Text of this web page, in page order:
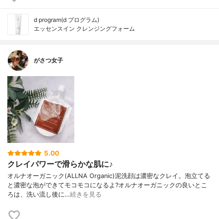
d program(d プログラム)
エッセンスイン クレンジングフォーム
がさつ女子
5.00
クレイパワーで滑らかな肌に♪
オルナオーガニック(ALLNA Organic)泥洗顔は濃密なクレイ。泡立てる
と濃密な泡ができてモコモコになるよ?オルナオーガニックの良いとこ
ろは、洗い流し後に…続きを見る